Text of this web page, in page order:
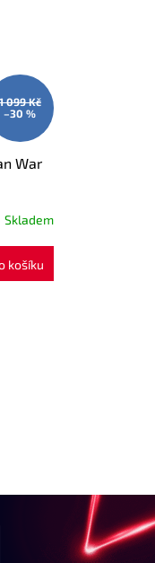
1 099 Kč
–30 %
War
Skladem
košíku